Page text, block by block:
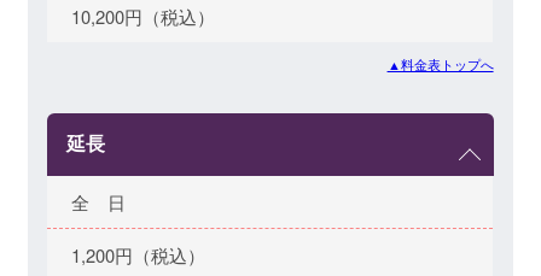
10,200円（税込）
▲料金表トップへ
延長
全 日
1,200円（税込）